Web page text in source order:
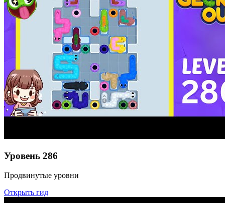
Уровень 286
Продвинутые уровни
Открыть гид